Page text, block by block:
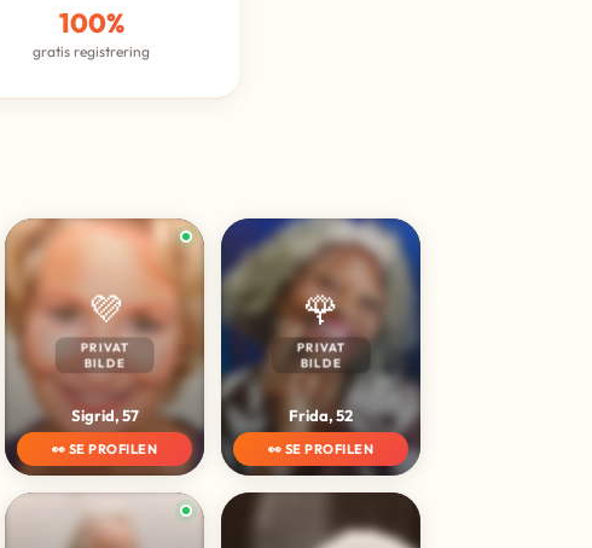
100%
gratis registrering
💜
PRIVAT
BILDE
Sigrid, 57
👀 SE PROFILEN
🌹
PRIVAT
BILDE
Frida, 52
👀 SE PROFILEN